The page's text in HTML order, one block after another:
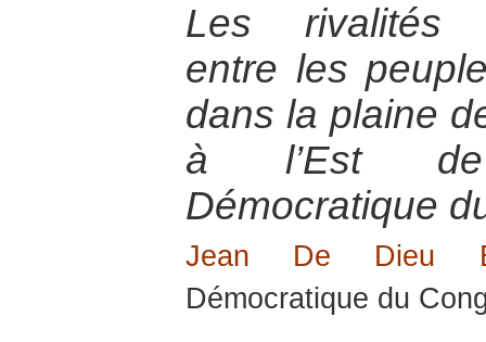
Les rivalités
entre les
dans la plaine
à l’Est de
Démocratique
Jean De Dieu
Démocratique du